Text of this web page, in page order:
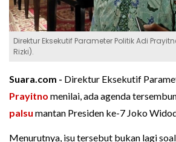
Direktur Eksekutif Parameter Politik Adi
Rizki).
Suara.com - Direktur Eksekutif
Prayitno menilai, ada agenda
palsu mantan Presiden ke-7 Joko
Menurutnya, isu tersebut bukan lagi